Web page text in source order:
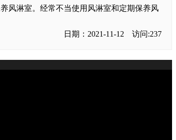
风淋室。经常不当使用风淋室和定期保养风
日期：2021-11-12 访问:237